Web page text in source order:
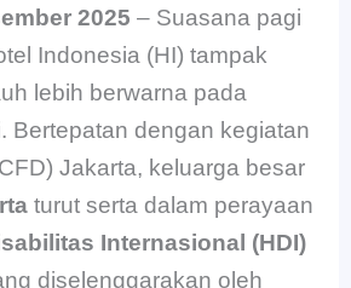
2025 – Suasana pagi
Indonesia (HI) tampak
lebih berwarna pada
Bertepatan dengan kegiatan
Jakarta, keluarga besar
turut serta dalam perayaan
Internasional (HDI)
diselenggarakan oleh